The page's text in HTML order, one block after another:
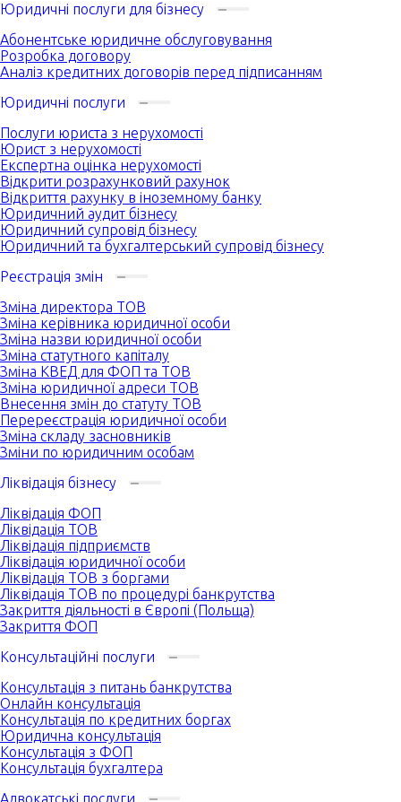
Юридичні послуги для бізнесу
Абонентське юридичне обслуговування
Розробка договору
Аналіз кредитних договорів перед підписанням
Юридичні послуги
Послуги юриста з нерухомості
Юрист з нерухомості
Експертна оцінка нерухомості
Відкрити розрахунковий рахунок
Відкриття рахунку в іноземному банку
Юридичний аудит бізнесу
Юридичний супровід бізнесу
Юридичний та бухгалтерський супровід бізнесу
Реєстрація змін
Зміна директора ТОВ
Зміна керівника юридичної особи
Зміна назви юридичної особи
Зміна статутного капіталу
Зміна КВЕД для ФОП та ТОВ
Зміна юридичної адреси ТОВ
Внесення змін до статуту ТОВ
Перереєстрація юридичної особи
Зміна складу засновників
Зміни по юридичним особам
Ліквідація бізнесу
Ліквідація ФОП
Ліквідація ТОВ
Ліквідація підприємств
Ліквідація юридичної особи
Ліквідація ТОВ з боргами
Ліквідація ТОВ по процедурі банкрутства
Закриття діяльності в Європі (Польща)
Закриття ФОП
Консультаційні послуги
Консультація з питань банкрутства
Онлайн консультація
Консультація по кредитних боргах
Юридична консультація
Консультація з ФОП
Консультація бухгалтера
Адвокатські послуги